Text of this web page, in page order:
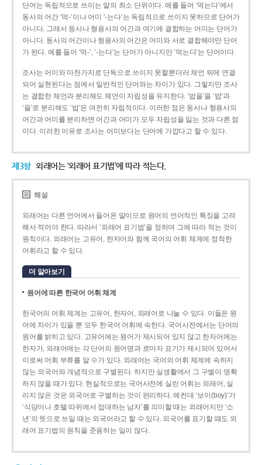
단어는 독립적으로 쓰이는 말의 최소 단위이다. 예를 들어 ‘먹는다’에서
동사의 어간 ‘먹-­’이나 어미 ‘­-는다’는 독립적으로 쓰이지 못하므로 단어가
아니다. 그래서 동사나 형용사의 어간과 여기에 결합하는 어미는 단어가
아니다. 동사의 어간이나 형용사의 어간은 어미와 서로 결합해야만 단어
가 된다. 예를 들어 ‘먹-’, ‘-는다’는 단어가 아니지만 ‘먹는다’는 단어이다.
조사는 어미와 마찬가지로 단독으로 쓰이지 못할뿐더러 체언 뒤에 연결
되어 실현된다는 점에서 일반적인 단어와는 차이가 있다. 그렇지만 조사
는 결합한 체언과 분리해도 체언이 자립성을 유지한다. ‘밥을’을 ‘밥’과
‘을’로 분리해도 ‘밥’은 여전히 자립적이다. 이러한 점은 동사나 형용사의
어간과 어미를 분리하면 어간과 어미가 모두 자립성을 잃는 것과 다른 점
이다. 이러한 이유로 조사는 어미보다는 단어에 가깝다고 할 수 있다.
제3항 외래어는 ‘외래어 표기법’에 따라 적는다.
해설
외래어는 다른 언어에서 들어온 말이므로 원어의 언어적인 특징을 고려
해서 적어야 한다. 따라서 ‘외래어 표기법’을 정하여 그에 따라 적는 것이
원칙이다. 외래어는 고유어, 한자어와 함께 국어의 어휘 체계에 정착한
어휘라고 할 수 있다.
더 알아보기
원어에 따른 한국어 어휘 체계
한국어의 어휘 체계는 고유어, 한자어, 외래어로 나눌 수 있다. 이들은 원
어에 차이가 있을 뿐 모두 한국어 어휘에 속한다. 국어사전에서는 단어의
원어를 밝히고 있다. 고유어에는 원어가 제시되어 있지 않고 한자어에는
한자가, 외래어에는 각 단어의 원어명과 로마자 표기가 제시되어 있어서
이로써 어휘 부류를 알 수가 있다. 외래어는 국어의 어휘 체계에 속하지
않는 외국어와 개념적으로 구별된다. 하지만 실생활에서 그 구별이 명확
하지 않을 때가 있다. 현실적으로는 국어사전에 실린 어휘는 외래어, 실
리지 않은 것은 외국어로 구별하는 것이 편리하다. 예컨대 ‘보이(boy)’가
‘식당이나 호텔 따위에서 접대하는 남자’를 의미할 때는 외래어지만 ‘소
년’의 뜻으로 쓰일 때는 외국어라고 할 수 있다. 외국어를 표기할 때도 외
래어 표기법의 원칙을 준용하는 일이 많다.